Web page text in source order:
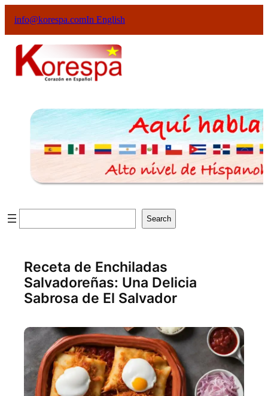
info@korespa.comIn English
Search
Receta de Enchiladas
Salvadoreñas: Una Delicia
Sabrosa de El Salvador